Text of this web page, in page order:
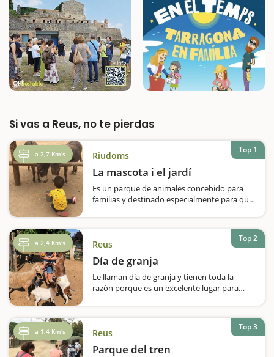
Si vas a Reus, no te pierdas
a 2,7 Km's Riudoms
La mascota i el jardí
Es un parque de animales concebido para
familias y destinado especialmente para que
cuales fuerza exóticasEl espacio está
diseñado para que las familias hagan un
recorrido…
Top 1
a 2,4 Km's Reus
Día de granja
Le llaman día de granja y tienen toda la
razón porque es un excelente lugar para
experiencia y disfrutamos de todo lo que
ofrecen: una ruta por la granja de animales
durante la qual…
Top 2
a 1,4 Km's Reus
Parque del tren
Top 3